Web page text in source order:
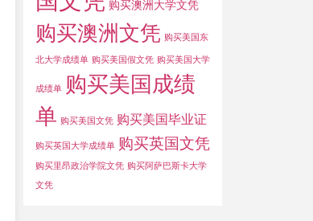
购买澳洲大学文凭
购买澳洲文凭 购买美国东
北大学成绩单 购买美国假文凭 购买美国大学
成绩单 购买美国成绩
单 购买美国文凭 购买美国毕业证
购买英国大学成绩单 购买英国文凭
购买里昂政治学院文凭 购买阿萨巴斯卡大学
文凭